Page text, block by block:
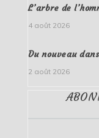
L’arbre de
4 août 2026
Du nouveau
2 août 2026